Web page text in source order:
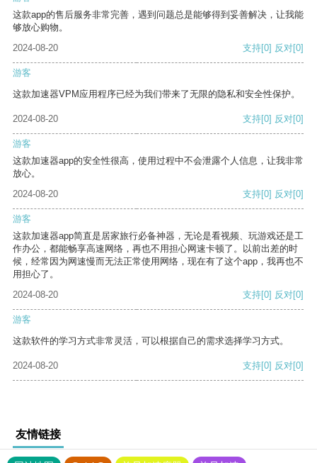
这款app的售后服务非常完善，遇到问题总是能够得到妥善解决，让我能
够放心购物。
2024-08-20
支持[0] 反对[0]
游客
这款加速器VPM应用程序已经为我们带来了无限的隐私和安全性保护。
2024-08-20 支持[0] 反对[0]
游客
这款加速器app的安全性很高，使用过程中不会泄露个人信息，让我非常
放心。
2024-08-20
支持[0] 反对[0]
游客
这款加速器app简直是居家旅行必备神器，无论是看视频、玩游戏还是工
作办公，都能畅享高速网络，再也不用担心网速卡顿了。以前出差的时
候，经常因为网速慢而无法正常使用网络，现在有了这个app，我再也不
用担心了。
2024-08-20
支持[0] 反对[0]
游客
这款软件的学习方式非常灵活，可以根据自己的需求选择学习方式。
2024-08-20 支持[0] 反对[0]
友情链接